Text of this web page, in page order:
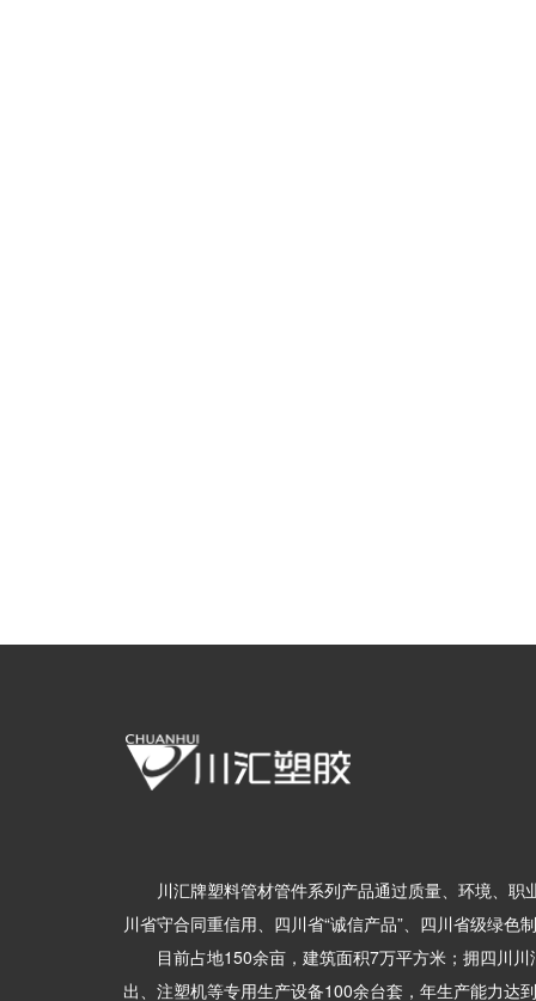
川汇牌塑料管材管件系列产品通过质量、环境、职
川省守合同重信用、四川省“诚信产品”、四川省级绿
目前占地150余亩，建筑面积7万平方米；拥四川川
出、注塑机等专用生产设备100余台套，年生产能力达